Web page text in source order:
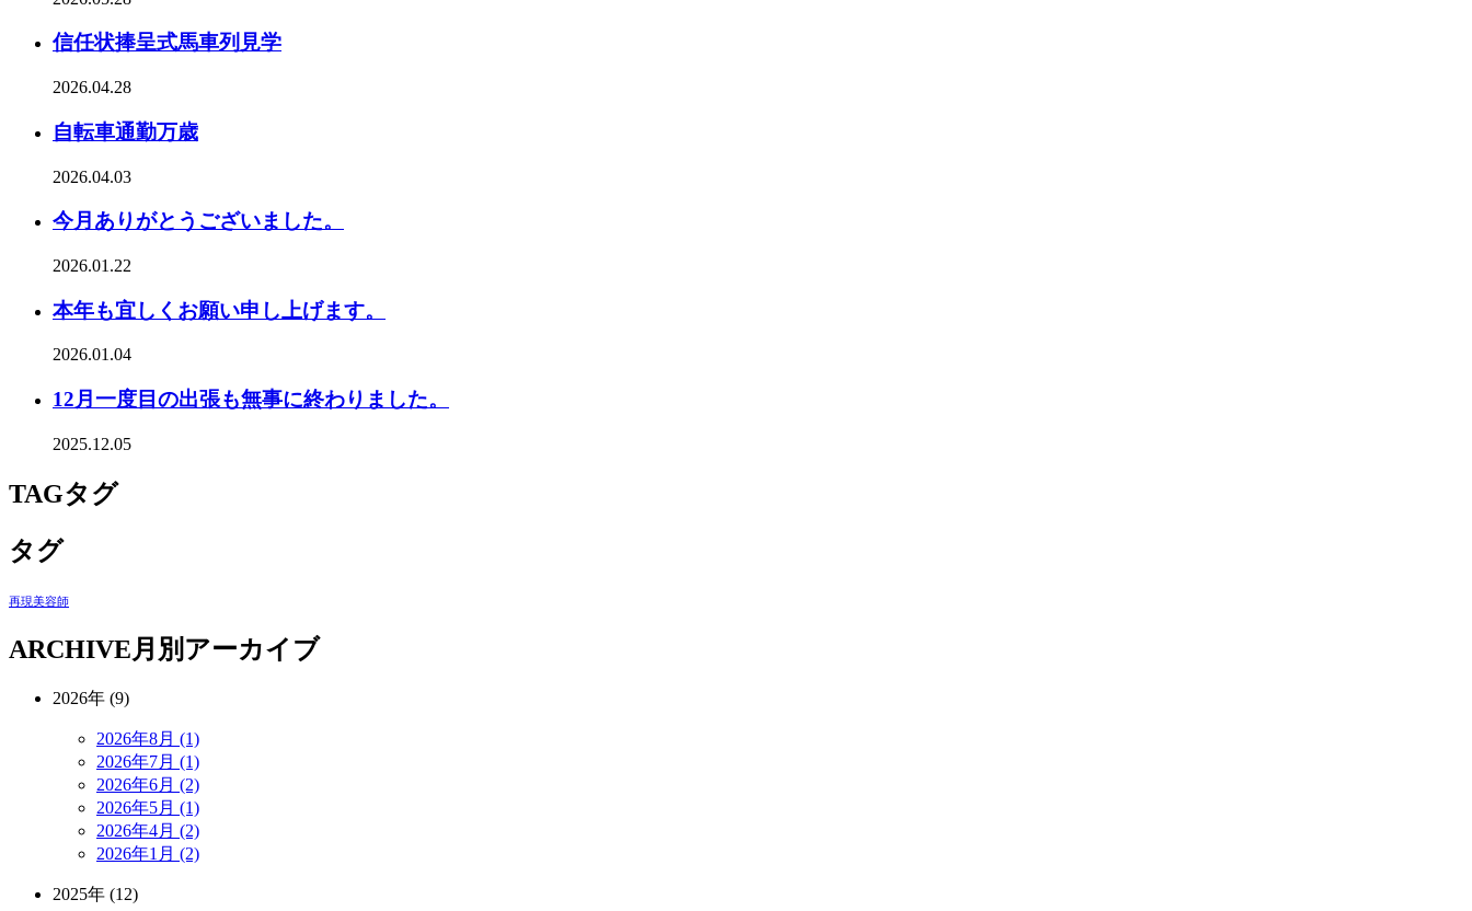
信任状捧呈式馬車列見学
2026.04.28
自転車通勤万歳
2026.04.03
今月ありがとうございました。
2026.01.22
本年も宜しくお願い申し上げます。
2026.01.04
12月一度目の出張も無事に終わりました。
2025.12.05
TAGタグ
タグ
再現美容師
ARCHIVE月別アーカイブ
2026年 (9)
2026年8月 (1)
2026年7月 (1)
2026年6月 (2)
2026年5月 (1)
2026年4月 (2)
2026年1月 (2)
2025年 (12)